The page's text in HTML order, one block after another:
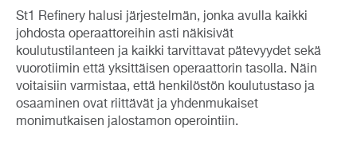
St1 Refinery halusi järjestelmän, jonka avulla kaikki
johdosta operaattoreihin asti näkisivät
koulutustilanteen ja kaikki tarvittavat pätevyydet sekä
vuorotiimin että yksittäisen operaattorin tasolla. Näin
voitaisiin varmistaa, että henkilöstön koulutustaso ja
osaaminen ovat riittävät ja yhdenmukaiset
monimutkaisen jalostamon operointiin.